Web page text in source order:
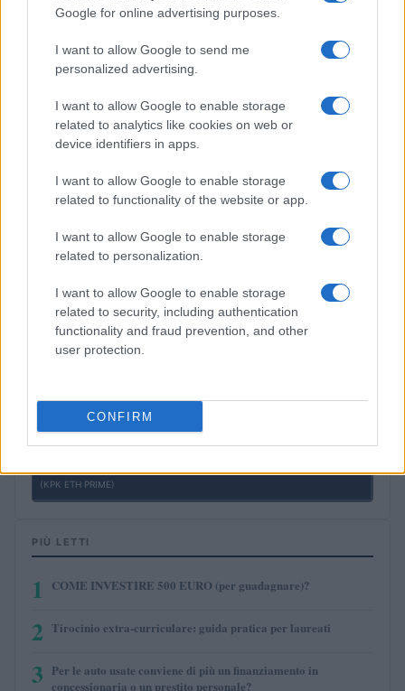
Google for online advertising purposes.
I want to allow Google to send me
personalized advertising.
I want to allow Google to enable storage
related to analytics like cookies on web or
device identifiers in apps.
I want to allow Google to enable storage
related to functionality of the website or app.
I want to allow Google to enable storage
related to personalization.
I want to allow Google to enable storage
related to security, including authentication
functionality and fraud prevention, and other
user protection.
CONFIRM
(EPOCH)
Stride Staked Injective
(STINJ)
$16.49
Vested XOR
(VXOR)
$3,407.11
JDB
$0.0085
(KPK ETH PRIME)
PIÙ LETTI
1 COME INVESTIRE 500 EURO (per guadagnare)?
2 Tirocinio extra-curriculare: guida pratica per laureati
3 Per le auto usate conviene di più un finanziamento in
concessionaria o un prestito personale?